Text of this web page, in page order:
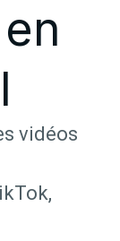
vidéos